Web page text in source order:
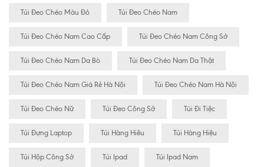
Túi Đeo Chéo Màu Đỏ Túi Đeo Chéo Nam
Túi Đeo Chéo Nam Cao Cấp Túi Đeo Chéo Nam Công Sở
Túi Đeo Chéo Nam Da Bò Túi Đeo Chéo Nam Da Thật
Túi Đeo Chéo Nam Giá Rẻ Hà Nội Túi Đeo Chéo Nam Hà Nội
Túi Đeo Chéo Nữ Túi Đeo Công Sở Túi Đi Tiệc
Túi Đựng Laptop Túi Hàng Hiêu Túi Hàng Hiệu
Túi Hộp Công Sở Túi Ipad Túi Ipad Nam